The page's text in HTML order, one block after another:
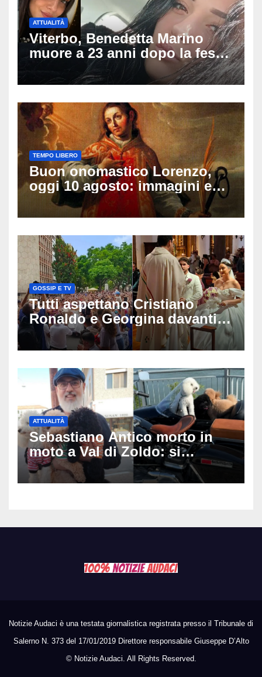
ATTUALITÀ
Viterbo, Benedetta Marino
muore a 23 anni dopo la festa
di compleanno: trovata senza
vita nell’ex consorzio, è giallo
TEMPO LIBERO
Buon onomastico Lorenzo,
oggi 10 agosto: immagini e
gif di auguri da condividere
sui social
GOSSIP E TV
Tutti aspettano Cristiano
Ronaldo e Georgina davanti
alla cattedrale: ma il
matrimonio era di un’altra
ATTUALITÀ
Sebastiano Antico morto in
moto a Val di Zoldo: si
schianta con il sidecar, salvi i
due cagnolini
Notizie Audaci è una testata giornalistica registrata presso il Tribunale di
Salerno N. 373 del 17/01/2019 Direttore responsabile Giuseppe D’Alto
© Notizie Audaci. All Rights Reserved.